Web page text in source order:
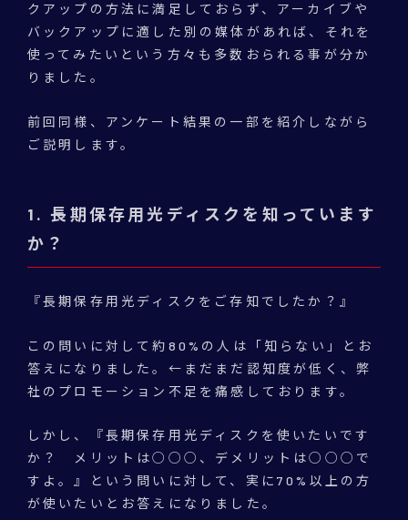
クアップの方法に満足しておらず、アーカイブや
バックアップに適した別の媒体があれば、それを
使ってみたいという方々も多数おられる事が分か
りました。
前回同様、アンケート結果の一部を紹介しながら
ご説明します。
1. 長期保存用光ディスクを知っています
か？
『長期保存用光ディスクをご存知でしたか？』
この問いに対して約80%の人は「知らない」とお
答えになりました。←まだまだ認知度が低く、弊
社のプロモーション不足を痛感しております。
しかし、『長期保存用光ディスクを使いたいです
か？ メリットは○○○、デメリットは○○○で
すよ。』という問いに対して、実に70%以上の方
が使いたいとお答えになりました。